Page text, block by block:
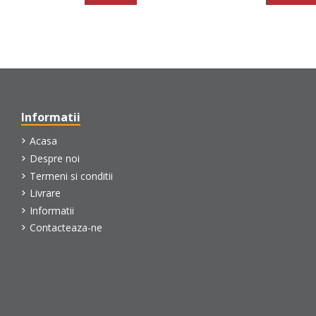
Informatii
Acasa
Despre noi
Termeni si conditii
Livrare
Informatii
Contacteaza-ne